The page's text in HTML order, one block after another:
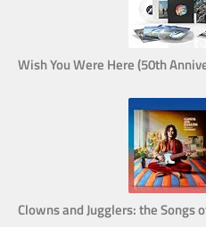
Wish You Were Here (50th
Clowns and Jugglers: the Songs